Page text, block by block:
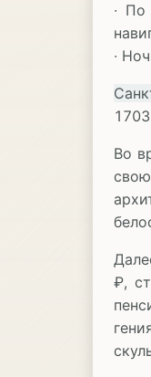
∙
∙
Во
₽,